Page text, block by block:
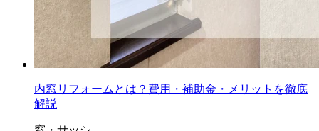
内窓リフォームとは？費用・補助金・メリットを徹底
解説